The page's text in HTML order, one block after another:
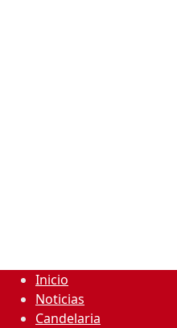
Inicio
Noticias
Candelaria